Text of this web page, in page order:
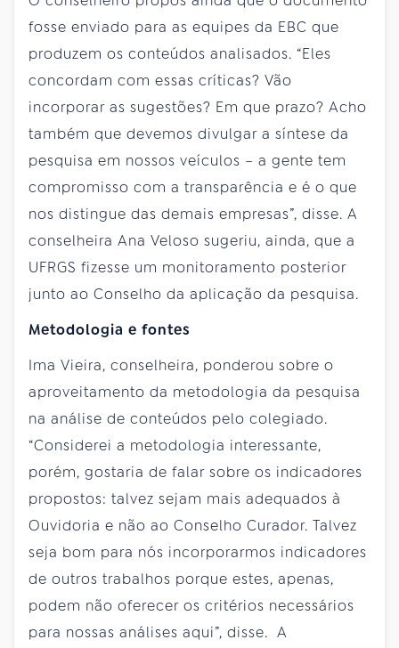
fosse enviado para as equipes da EBC que
produzem os conteúdos analisados. “Eles
concordam com essas críticas? Vão
incorporar as sugestões? Em que prazo? Acho
também que devemos divulgar a síntese da
pesquisa em nossos veículos – a gente tem
compromisso com a transparência e é o que
nos distingue das demais empresas”, disse. A
conselheira Ana Veloso sugeriu, ainda, que a
UFRGS fizesse um monitoramento posterior
junto ao Conselho da aplicação da pesquisa.
Metodologia e fontes
Ima Vieira, conselheira, ponderou sobre o
aproveitamento da metodologia da pesquisa
na análise de conteúdos pelo colegiado.
“Considerei a metodologia interessante,
porém, gostaria de falar sobre os indicadores
propostos: talvez sejam mais adequados à
Ouvidoria e não ao Conselho Curador. Talvez
seja bom para nós incorporarmos indicadores
de outros trabalhos porque estes, apenas,
podem não oferecer os critérios necessários
para nossas análises aqui”, disse. A